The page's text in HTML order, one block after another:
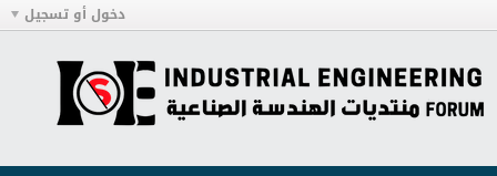
دخول أو تسجيل